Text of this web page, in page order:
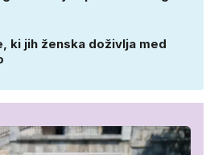
ki jih ženska doživlja med